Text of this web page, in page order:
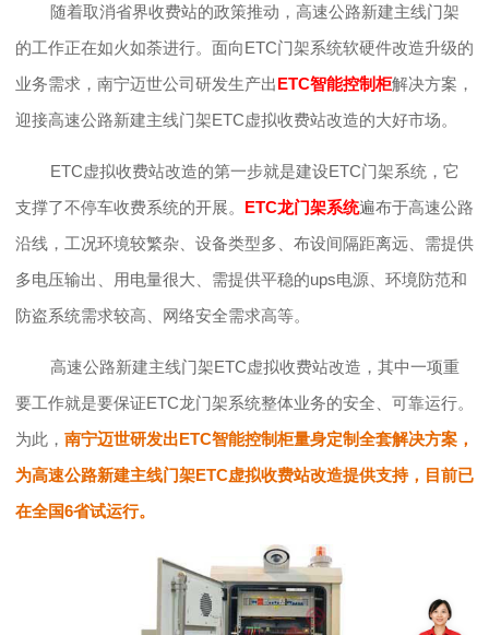
随着取消省界收费站的政策推动，高速公路新建主线门架
的工作正在如火如荼进行。 面向ETC门架系统软硬件改造升级的
业务需求，南宁迈世公司研发生产出ETC智能控制柜解决方案，
迎接高速公路新建主线门架ETC虚拟收费站改造的大好市场。
ETC虚拟收费站改造的第一步就是建设ETC门架系统，它
支撑了不停车收费系统的开展。 ETC龙门架系统遍布于高速公路
沿线，工况环境较繁杂、设备类型多、布设间隔距离远、需提供
多电压输出、用电量很大、需提供平稳的ups电源、环境防范和
防盗系统需求较高、网络安全需求高等。
高速公路新建主线门架ETC虚拟收费站改造，其中一项重
要工作就是要保证ETC龙门架系统整体业务的安全、可靠运行。
为此， 南宁迈世研发出ETC智能控制柜量身定制全套解决方案，
为高速公路新建主线门架ETC虚拟收费站改造提供支持，目前已
在全国6省试运行。